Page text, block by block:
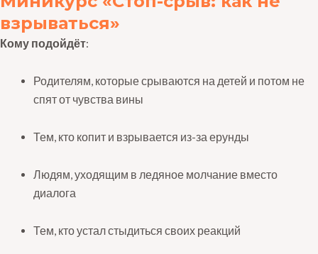
взрываться»
Кому подойдёт:
Родителям, которые срываются на детей и потом не
спят от чувства вины
Тем, кто копит и взрывается из-за ерунды
Людям, уходящим в ледяное молчание вместо
диалога
Тем, кто устал стыдиться своих реакций